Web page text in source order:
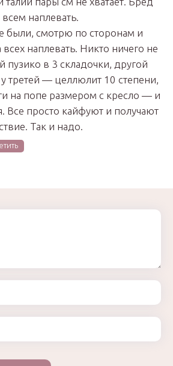
наплевать.
были, смотрю по сторонам и
наплевать. Никто ничего не
пузико в 3 складочки, другой
третей — целлюлит 10 степени,
на попе размером с кресло — и
Все просто кайфуют и получают
Так и надо.